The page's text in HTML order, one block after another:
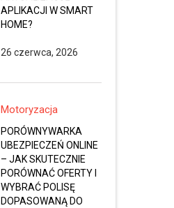
APLIKACJI W SMART
HOME?
26 czerwca, 2026
Motoryzacja
PORÓWNYWARKA
UBEZPIECZEŃ ONLINE
– JAK SKUTECZNIE
PORÓWNAĆ OFERTY I
WYBRAĆ POLISĘ
DOPASOWANĄ DO